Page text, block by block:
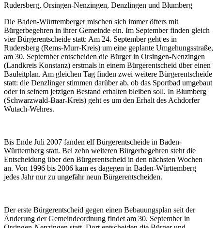
Rudersberg, Orsingen-Nenzingen, Denzlingen und Blumberg
Die Baden-Württemberger mischen sich immer öfters mit
Bürgerbegehren in ihrer Gemeinde ein. Im September finden gleich
vier Bürgerentscheide statt: Am 24. September geht es in
Rudersberg (Rems-Murr-Kreis) um eine geplante Umgehungsstraße,
am 30. September entscheiden die Bürger in Orsingen-Nenzingen
(Landkreis Konstanz) erstmals in einem Bürgerentscheid über einen
Bauleitplan. Am gleichen Tag finden zwei weitere Bürgerentscheide
statt: die Denzlinger stimmen darüber ab, ob das Sportbad umgebaut
oder in seinem jetzigen Bestand erhalten bleiben soll. In Blumberg
(Schwarzwald-Baar-Kreis) geht es um den Erhalt des Achdorfer
Wutach-Wehres.
Bis Ende Juli 2007 fanden elf Bürgerentscheide in Baden-
Württemberg statt. Bei zehn weiteren Bürgerbegehren steht die
Entscheidung über den Bürgerentscheid in den nächsten Wochen
an. Von 1996 bis 2006 kam es dagegen in Baden-Württemberg
jedes Jahr nur zu ungefähr neun Bürgerentscheiden.
Der erste Bürgerentscheid gegen einen Bebauungsplan seit der
Änderung der Gemeindeordnung findet am 30. September in